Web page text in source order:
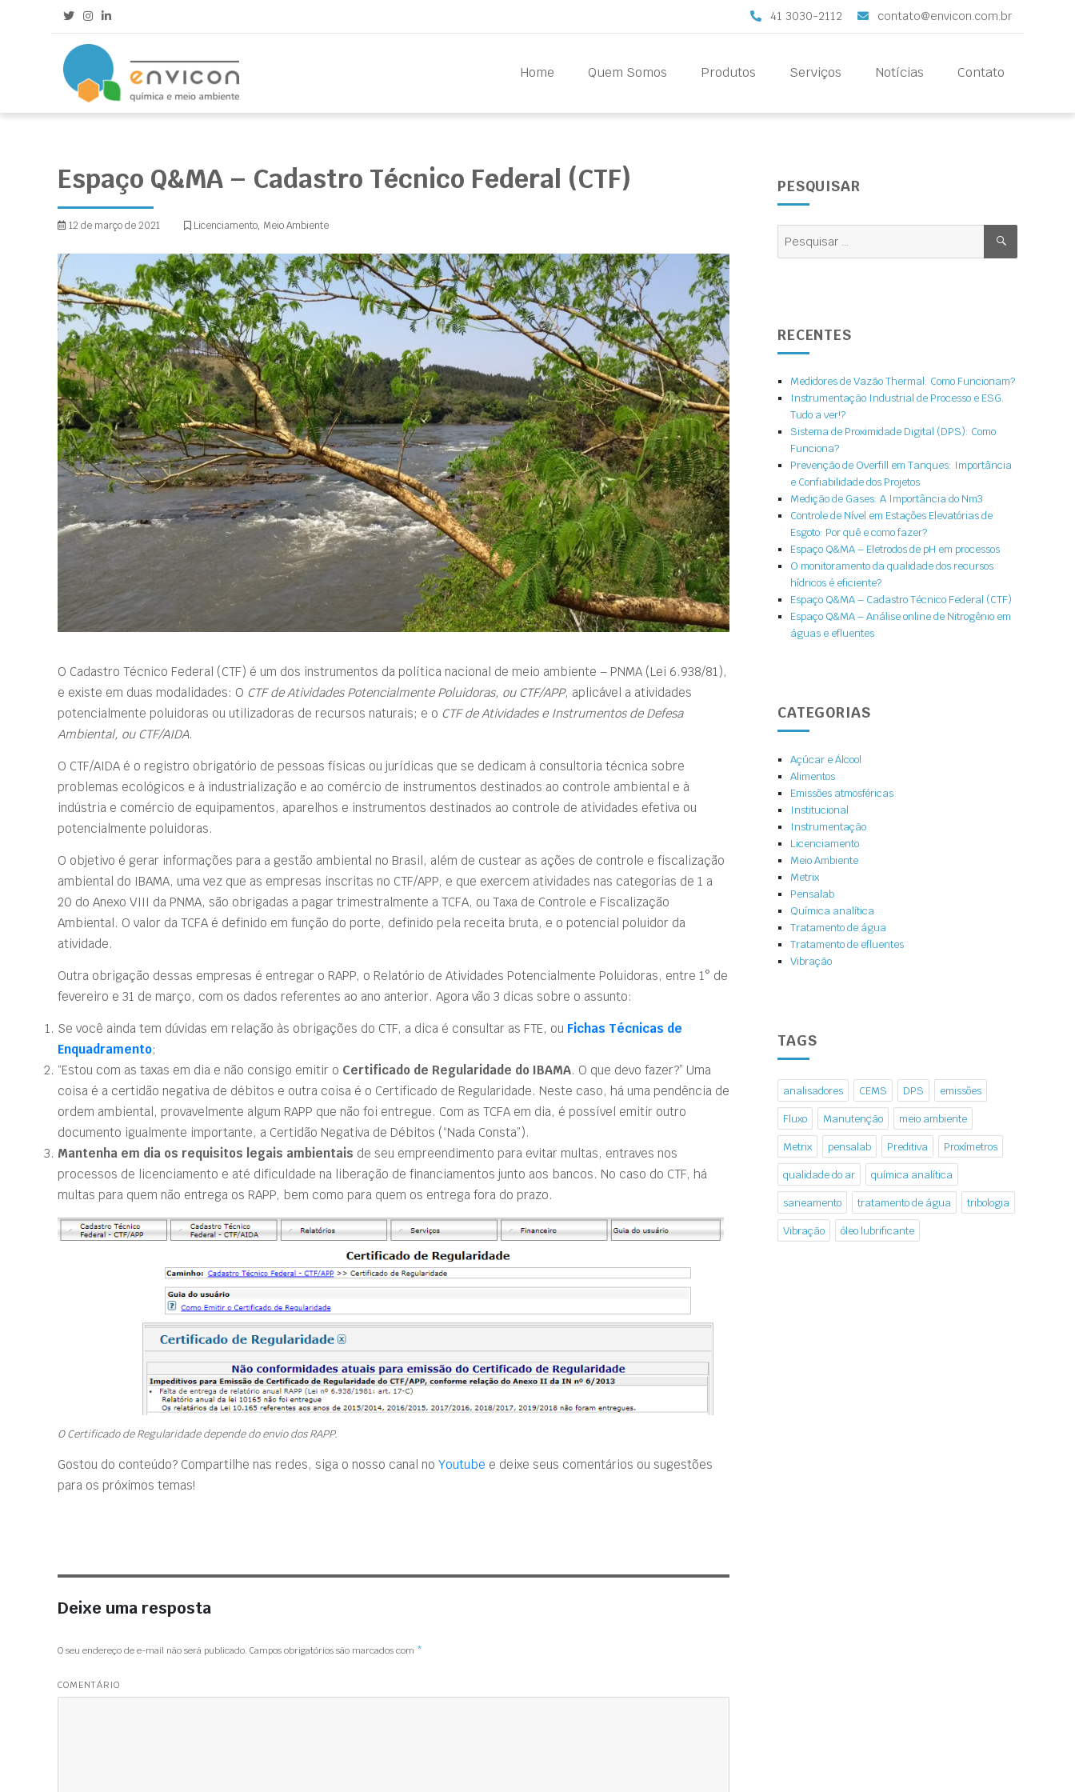
41 3030-2112 contato@envicon.com.br
Química e Meio Ambiente
Home Quem Somos Produtos Serviços Notícias Contato
Espaço Q&MA – Cadastro Técnico Federal (CTF)
12 de março de 2021 Licenciamento, Meio Ambiente
O Cadastro Técnico Federal (CTF) é um dos instrumentos da política nacional de meio ambiente – PNMA (Lei 6.938/81),
e existe em duas modalidades: O CTF de Atividades Potencialmente Poluidoras, ou CTF/APP, aplicável a atividades
potencialmente poluidoras ou utilizadoras de recursos naturais; e o CTF de Atividades e Instrumentos de Defesa
Ambiental, ou CTF/AIDA.
O CTF/AIDA é o registro obrigatório de pessoas físicas ou jurídicas que se dedicam à consultoria técnica sobre
problemas ecológicos e à industrialização e ao comércio de instrumentos destinados ao controle ambiental e à
indústria e comércio de equipamentos, aparelhos e instrumentos destinados ao controle de atividades efetiva ou
potencialmente poluidoras.
O objetivo é gerar informações para a gestão ambiental no Brasil, além de custear as ações de controle e fiscalização
ambiental do IBAMA, uma vez que as empresas inscritas no CTF/APP, e que exercem atividades nas categorias de 1 a
20 do Anexo VIII da PNMA, são obrigadas a pagar trimestralmente a TCFA, ou Taxa de Controle e Fiscalização
Ambiental. O valor da TCFA é definido em função do porte, definido pela receita bruta, e o potencial poluidor da
atividade.
Outra obrigação dessas empresas é entregar o RAPP, o Relatório de Atividades Potencialmente Poluidoras, entre 1° de
fevereiro e 31 de março, com os dados referentes ao ano anterior. Agora vão 3 dicas sobre o assunto:
Se você ainda tem dúvidas em relação às obrigações do CTF, a dica é consultar as FTE, ou Fichas Técnicas de
Enquadramento;
“Estou com as taxas em dia e não consigo emitir o Certificado de Regularidade do IBAMA. O que devo fazer?” Uma
coisa é a certidão negativa de débitos e outra coisa é o Certificado de Regularidade. Neste caso, há uma pendência de
ordem ambiental, provavelmente algum RAPP que não foi entregue. Com as TCFA em dia, é possível emitir outro
documento igualmente importante, a Certidão Negativa de Débitos (“Nada Consta”).
Mantenha em dia os requisitos legais ambientais de seu empreendimento para evitar multas, entraves nos
processos de licenciamento e até dificuldade na liberação de financiamentos junto aos bancos. No caso do CTF, há
multas para quem não entrega os RAPP, bem como para quem os entrega fora do prazo.
O Certificado de Regularidade depende do envio dos RAPP.
Gostou do conteúdo? Compartilhe nas redes, siga o nosso canal no Youtube e deixe seus comentários ou sugestões
para os próximos temas!
Deixe uma resposta
O seu endereço de e-mail não será publicado. Campos obrigatórios são marcados com *
COMENTÁRIO
PESQUISAR
RECENTES
Medidores de Vazão Thermal: Como Funcionam?
Instrumentação Industrial de Processo e ESG.
Tudo a ver!?
Sistema de Proximidade Digital (DPS): Como
Funciona?
Prevenção de Overfill em Tanques: Importância
e Confiabilidade dos Projetos
Medição de Gases: A Importância do Nm3
Controle de Nível em Estações Elevatórias de
Esgoto: Por quê e como fazer?
Espaço Q&MA – Eletrodos de pH em processos
O monitoramento da qualidade dos recursos
hídricos é eficiente?
Espaço Q&MA – Cadastro Técnico Federal (CTF)
Espaço Q&MA – Análise online de Nitrogênio em
águas e efluentes
CATEGORIAS
Açúcar e Álcool
Alimentos
Emissões atmosféricas
Institucional
Instrumentação
Licenciamento
Meio Ambiente
Metrix
Pensalab
Química analítica
Tratamento de água
Tratamento de efluentes
Vibração
TAGS
analisadores CEMS DPS emissões
Fluxo Manutenção meio ambiente
Metrix pensalab Preditiva Proxímetros
qualidade do ar química analítica
saneamento tratamento de água tribologia
Vibração óleo lubrificante